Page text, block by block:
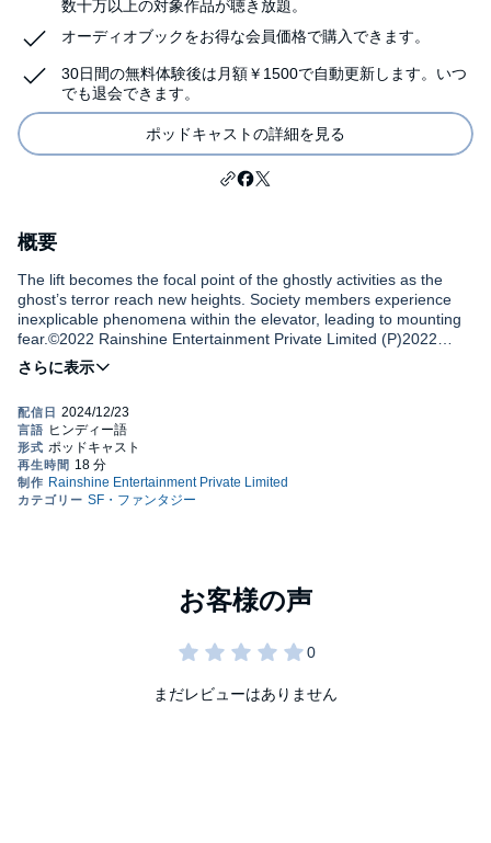
数十万以上の対象作品が聴き放題。
オーディオブックをお得な会員価格で購入できます。
30日間の無料体験後は月額￥1500で自動更新します。いつ
でも退会できます。
ポッドキャストの詳細を見る
概要
The lift becomes the focal point of the ghostly activities as the
ghost’s terror reach new heights. Society members experience
inexplicable phenomena within the elevator, leading to mounting
fear.©2022 Rainshine Entertainment Private Limited (P)2022
Rainshine Entertainment Private Limited
まだレビューはありません